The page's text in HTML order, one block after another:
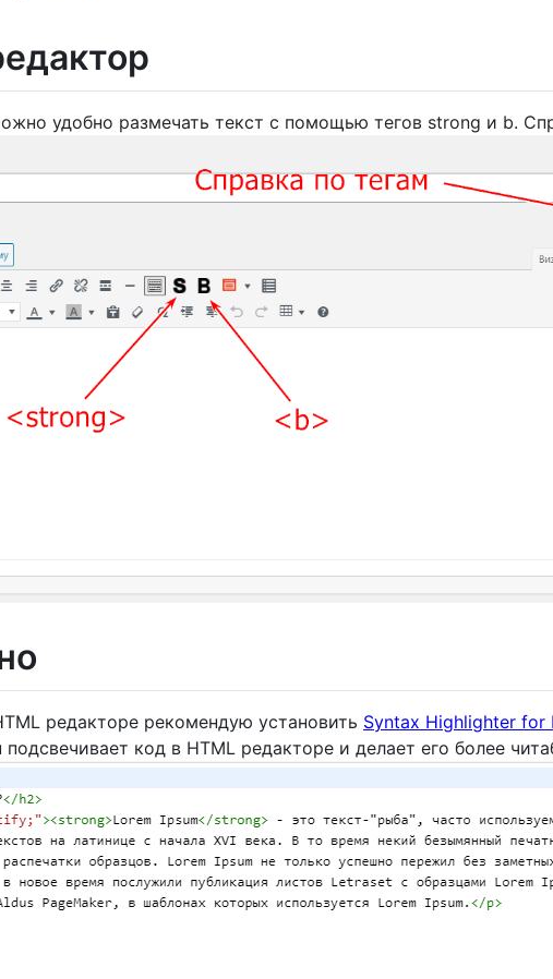
удобно размечать текст с помощью тегов strong и b.
редакторе рекомендую установить Syntax Highlighter for
подсвечивает код в HTML редакторе и делает его более